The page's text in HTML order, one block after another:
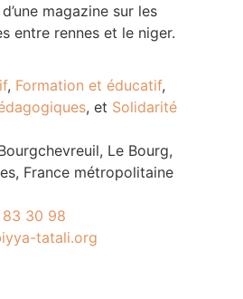
magazine sur les
entre rennes et le niger.
, Formation et éducatif,
, et Solidarité
Le Bourg,
France métropolitaine
30 98
tatali.org